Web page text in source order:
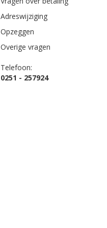
Adreswijziging
Opzeggen
Overige vragen
Telefoon:
0251 - 257924